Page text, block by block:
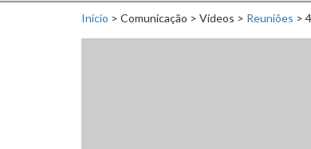
Início > Comunicação > Vídeos > Reuniões >